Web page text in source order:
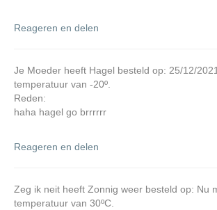
Reageren en delen
Je Moeder heeft Hagel besteld op: 25/12/
temperatuur van -20º.
Reden:
haha hagel go brrrrrr
Reageren en delen
Zeg ik neit heeft Zonnig weer besteld op: Nu
temperatuur van 30ºC.